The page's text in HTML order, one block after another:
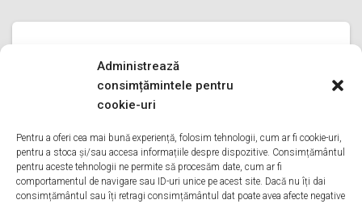
Administrează
consimțămintele pentru
cookie-uri
Pentru a oferi cea mai bună experiență, folosim tehnologii, cum ar fi cookie-uri,
pentru a stoca și/sau accesa informațiile despre dispozitive. Consimțământul
pentru aceste tehnologii ne permite să procesăm date, cum ar fi
comportamentul de navigare sau ID-uri unice pe acest site. Dacă nu îți dai
consimțământul sau îți retragi consimțământul dat poate avea afecte negative
reparatii frigidere bosch ILFOV
reparatii frigidere bosch ILFOV Bine ati venit pe pagina
problema cu un frigider bosch? Tot ce trebuie sa faceti
este sa ne sunati va oferim reparatii in Citește mai mult